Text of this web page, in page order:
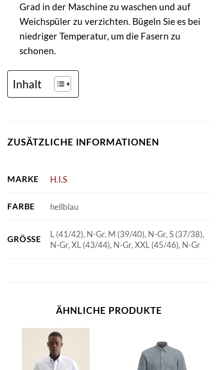
Grad in der Maschine zu waschen und auf
Weichspüler zu verzichten. Bügeln Sie es bei
niedriger Temperatur, um die Fasern zu
schonen.
Inhalt
ZUSÄTZLICHE INFORMATIONEN
MARKE H.I.S
FARBE hellblau
GRÖSSE
L (41/42), N-Gr, M (39/40), N-Gr, S (37/38),
N-Gr, XL (43/44), N-Gr, XXL (45/46), N-Gr
ÄHNLICHE PRODUKTE